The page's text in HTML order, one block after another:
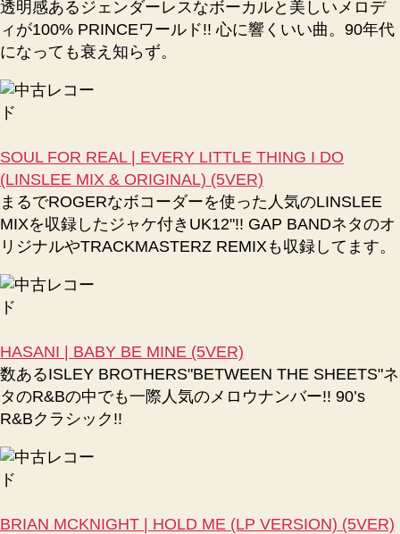
透明感あるジェンダーレスなボーカルと美しいメロデ
ィが100% PRINCEワールド!! 心に響くいい曲。90年代
になっても衰え知らず。
SOUL FOR REAL | EVERY LITTLE THING I DO
(LINSLEE MIX & ORIGINAL) (5VER)
まるでROGERなボコーダーを使った人気のLINSLEE
MIXを収録したジャケ付きUK12"!! GAP BANDネタのオ
リジナルやTRACKMASTERZ REMIXも収録してます。
HASANI | BABY BE MINE (5VER)
数あるISLEY BROTHERS"BETWEEN THE SHEETS"ネ
タのR&Bの中でも一際人気のメロウナンバー!! 90’s
R&Bクラシック!!
BRIAN MCKNIGHT | HOLD ME (LP VERSION) (5VER)